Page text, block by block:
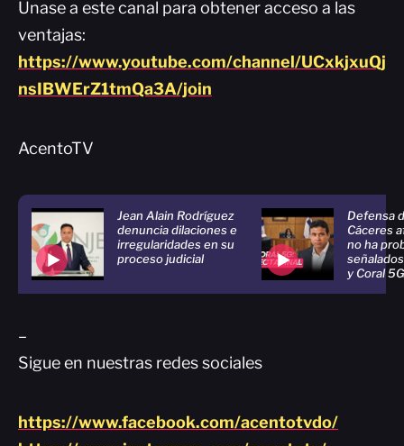
Únase a este canal para obtener acceso a las
ventajas:
https://www.youtube.com/channel/UCxkjxuQj
nsIBWErZ1tmQa3A/join
AcentoTV
Jean Alain Rodríguez
denuncia dilaciones e
irregularidades en su
proceso judicial
Defensa
Cáceres
no ha
y Coral 5G
–
Sigue en nuestras redes sociales
https://www.facebook.com/acentotvdo/